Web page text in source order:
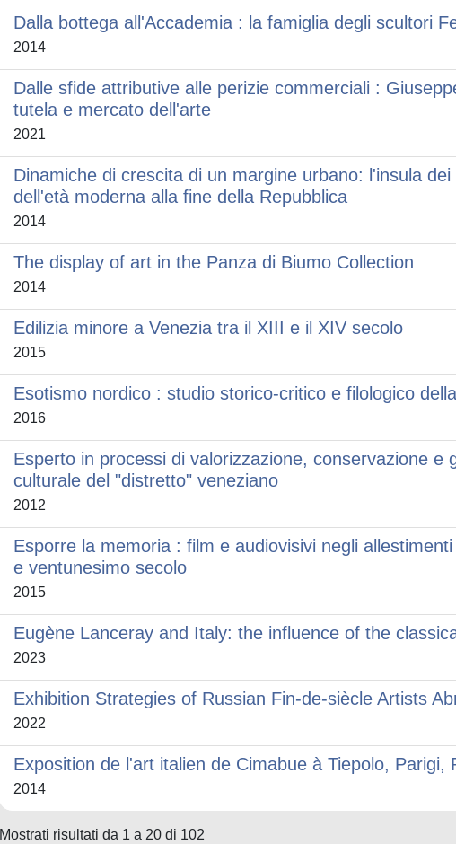
Dalla bottega all'Accademia : la famiglia degli scultori
2014
Dalle sfide attributive alle perizie commerciali :
tutela e mercato dell'arte
2021
Dinamiche di crescita di un margine urbano: l'insula
dell'età moderna alla fine della Repubblica
2014
The display of art in the Panza di Biumo Collection
2014
Edilizia minore a Venezia tra il XIII e il XIV secolo
2015
Esotismo nordico : studio storico-critico e filologico
2016
Esperto in processi di valorizzazione, conservazione e
culturale del "distretto" veneziano
2012
Esporre la memoria : film e audiovisivi negli
e ventunesimo secolo
2015
Eugène Lanceray and Italy: the influence of the
2023
Exhibition Strategies of Russian Fin-de-siècle Artists
2022
Exposition de l'art italien de Cimabue à Tiepolo, Parigi,
2014
Mostrati risultati da 1 a 20 di 102